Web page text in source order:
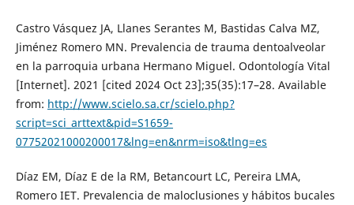
Castro Vásquez JA, Llanes Serantes M, Bastidas Calva MZ,
Jiménez Romero MN. Prevalencia de trauma dentoalveolar
en la parroquia urbana Hermano Miguel. Odontología Vital
[Internet]. 2021 [cited 2024 Oct 23];35(35):17–28. Available
from: http://www.scielo.sa.cr/scielo.php?
script=sci_arttext&pid=S1659-
07752021000200017&lng=en&nrm=iso&tlng=es
Díaz EM, Díaz E de la RM, Betancourt LC, Pereira LMA,
Romero IET. Prevalencia de maloclusiones y hábitos bucales